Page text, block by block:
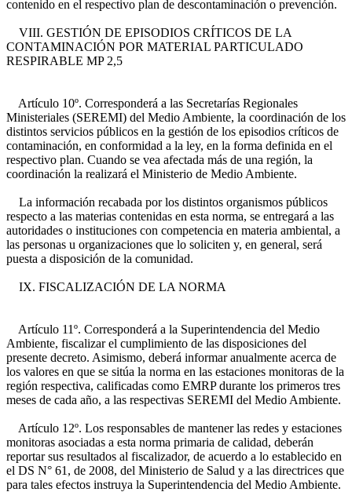
contenido en el respectivo plan de descontaminación o prevención.
VIII. GESTIÓN DE EPISODIOS CRÍTICOS DE LA
CONTAMINACIÓN POR MATERIAL PARTICULADO
RESPIRABLE MP 2,5
Artículo 10º. Corresponderá a las Secretarías Regionales
Ministeriales (SEREMI) del Medio Ambiente, la coordinación de los
distintos servicios públicos en la gestión de los episodios críticos de
contaminación, en conformidad a la ley, en la forma definida en el
respectivo plan. Cuando se vea afectada más de una región, la
coordinación la realizará el Ministerio de Medio Ambiente.
La información recabada por los distintos organismos públicos
respecto a las materias contenidas en esta norma, se entregará a las
autoridades o instituciones con competencia en materia ambiental, a
las personas u organizaciones que lo soliciten y, en general, será
puesta a disposición de la comunidad.
IX. FISCALIZACIÓN DE LA NORMA
Artículo 11º. Corresponderá a la Superintendencia del Medio
Ambiente, fiscalizar el cumplimiento de las disposiciones del
presente decreto. Asimismo, deberá informar anualmente acerca de
los valores en que se sitúa la norma en las estaciones monitoras de la
región respectiva, calificadas como EMRP durante los primeros tres
meses de cada año, a las respectivas SEREMI del Medio Ambiente.
Artículo 12º. Los responsables de mantener las redes y estaciones
monitoras asociadas a esta norma primaria de calidad, deberán
reportar sus resultados al fiscalizador, de acuerdo a lo establecido en
el DS N° 61, de 2008, del Ministerio de Salud y a las directrices que
para tales efectos instruya la Superintendencia del Medio Ambiente.